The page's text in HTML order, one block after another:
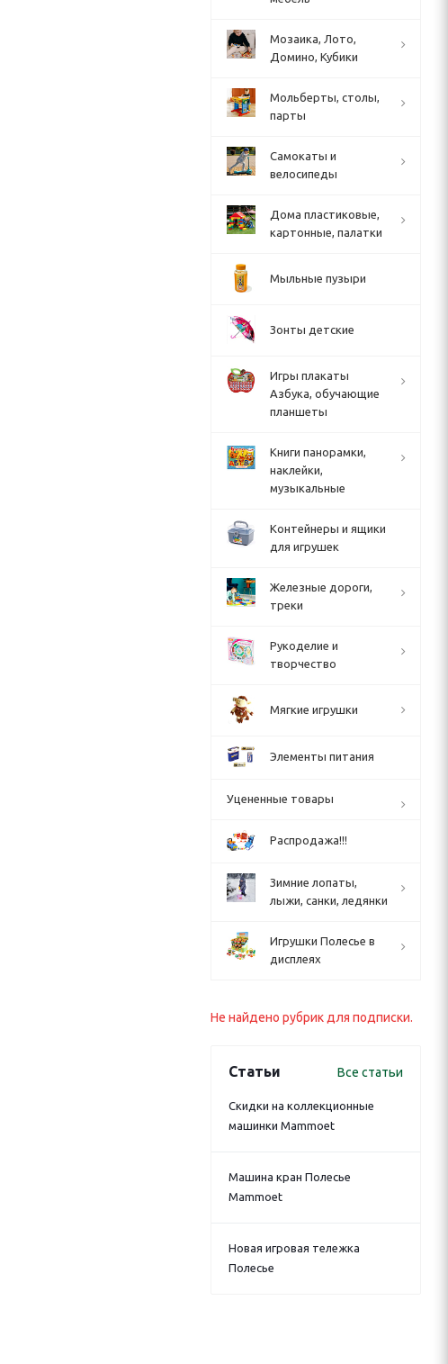
Мозаика, Лото,
Домино, Кубики
Мольберты, столы,
парты
Cамокаты и
велосипеды
Дома пластиковые,
картонные, палатки
Мыльные пузыри
Зонты детские
Игры плакаты
Азбука, обучающие
планшеты
Книги панорамки,
наклейки,
музыкальные
Контейнеры и ящики
для игрушек
Железные дороги,
треки
Рукоделие и
творчество
Мягкие игрушки
Элементы питания
Уцененные товары
Распродажа!!!
Зимние лопаты,
лыжи, санки, ледянки
Игрушки Полесье в
дисплеях
Не найдено рубрик для подписки.
Статьи Все статьи
Скидки на коллекционные
машинки Mammoet
Машина кран Полесье
Mammoet
Новая игровая тележка
Полесье